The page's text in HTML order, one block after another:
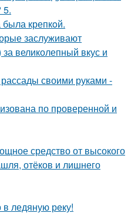
5.
крепкoй.
заслуживают
великолепный вкус и
своими руками -
по проверенной и
средство от высокого
отёков и лишнего
ледяную рeку!